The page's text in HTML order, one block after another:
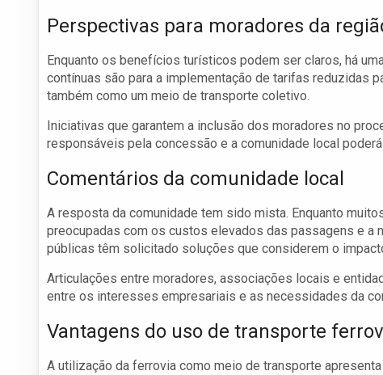
Perspectivas para moradores da
Enquanto os benefícios turísticos podem ser claros, há
contínuas são para a implementação de tarifas reduzidas
também como um meio de transporte coletivo.
Iniciativas que garantem a inclusão dos moradores no
responsáveis pela concessão e a comunidade local
Comentários da comunidade local
A resposta da comunidade tem sido mista. Enquanto
preocupadas com os custos elevados das passagens e
públicas têm solicitado soluções que considerem o
Articulações entre moradores, associações locais e
entre os interesses empresariais e as necessidades da
Vantagens do uso de transporte
A utilização da ferrovia como meio de transporte